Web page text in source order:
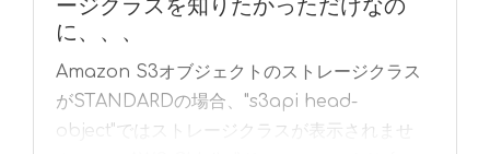
ージクラスを知りたかっただけなの
に、、、
Amazon S3オブジェクトのストレージクラス
がSTANDARDの場合、"s3api head-
object"ではストレージクラスが表示されませ